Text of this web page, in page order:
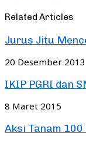
Related Articles
Jurus Jitu
20 Desember 2013
IKIP PGRI dan
8 Maret 2015
Aksi Tanam 100